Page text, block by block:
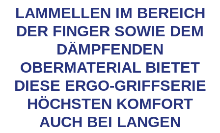
LAMMELLEN IM BEREICH
DER FINGER SOWIE DEM
DÄMPFENDEN
OBERMATERIAL BIETET
DIESE ERGO-GRIFFSERIE
HÖCHSTEN KOMFORT
AUCH BEI LANGEN